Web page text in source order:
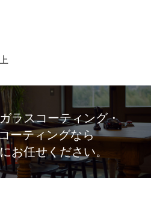
ラスコーティング・
ーティングなら
お任せください。